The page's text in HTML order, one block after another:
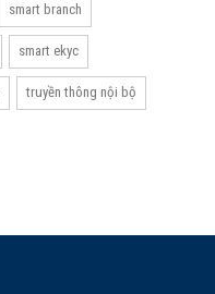
smart branch
smart ekyc
truyền thông nội bộ